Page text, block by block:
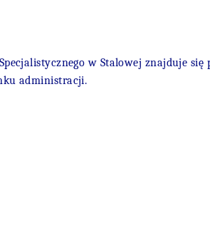
w Stalowej znajduje się
administracji.